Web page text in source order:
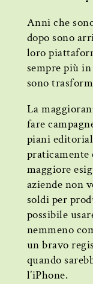
Anni che
dopo sono
loro
sempre più
sono
La
fare
piani
praticamente
maggiore
aziende non
soldi per
possibile
nemmeno
un bravo
quando
l’iPhone.